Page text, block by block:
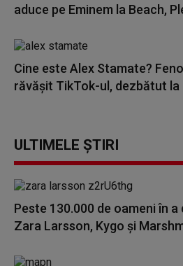
aduce pe Eminem la Beach,
Cine este Alex Stamate?
răvășit TikTok-ul, dezbătut la
ULTIMELE ȘTIRI
Peste 130.000 de oameni în a
Zara Larsson, Kygo și